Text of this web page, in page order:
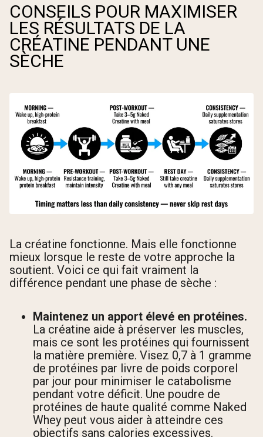
CONSEILS POUR MAXIMISER
LES RÉSULTATS DE LA
CRÉATINE PENDANT UNE
SÈCHE
La créatine fonctionne. Mais elle fonctionne
mieux lorsque le reste de votre approche la
soutient. Voici ce qui fait vraiment la
différence pendant une phase de sèche :
Maintenez un apport élevé en protéines.
La créatine aide à préserver les muscles,
mais ce sont les protéines qui fournissent
la matière première. Visez 0,7 à 1 gramme
de protéines par livre de poids corporel
par jour pour minimiser le catabolisme
pendant votre déficit. Une poudre de
protéines de haute qualité comme Naked
Whey peut vous aider à atteindre ces
objectifs sans calories excessives.